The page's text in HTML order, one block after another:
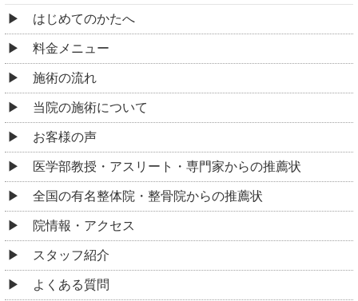
はじめてのかたへ
料金メニュー
施術の流れ
当院の施術について
お客様の声
医学部教授・アスリート・専門家からの推薦状
全国の有名整体院・整骨院からの推薦状
院情報・アクセス
スタッフ紹介
よくある質問